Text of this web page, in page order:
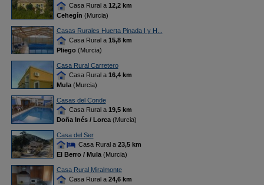
Casa Rural a 12,2 km
Cehegín (Murcia)
Casas Rurales Huerta Pinada I y H...
Casa Rural a 15,8 km
Pliego(Murcia)
Casa Rural Carretero
Casa Rural a 16,4 km
Mula(Murcia)
Casas del Conde
Casa Rural a 19,5 km
Doña Inés / Lorca(Murcia)
Casa del Ser
Casa Rural a 23,5 km
El Berro / Mula(Murcia)
Casa Rural Miralmonte
Casa Rural a 24,6 km